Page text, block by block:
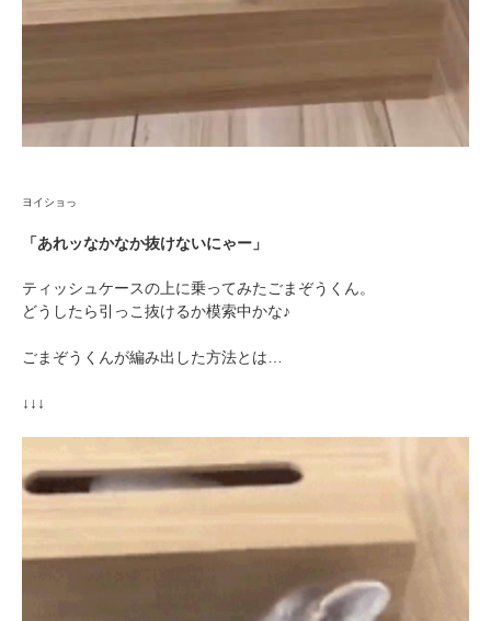
ヨイショっ
「あれッなかなか抜けないにゃー」
ティッシュケースの上に乗ってみたごまぞうくん。
どうしたら引っこ抜けるか模索中かな♪
ごまぞうくんが編み出した方法とは…
↓↓↓
アプリで開く